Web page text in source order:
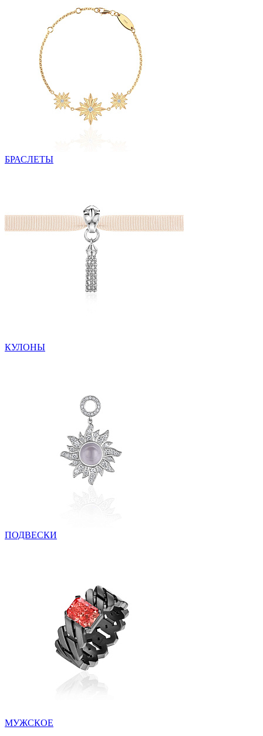
БРАСЛЕТЫ
КУЛОНЫ
ПОДВЕСКИ
МУЖСКОЕ